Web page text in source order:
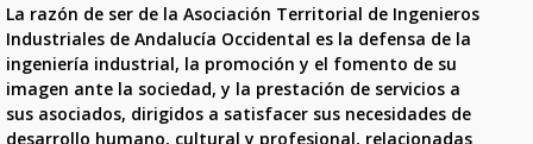
La razón de ser de la Asociación Territorial de Ingenieros
Industriales de Andalucía Occidental es la defensa de la
ingeniería industrial, la promoción y el fomento de su
imagen ante la sociedad, y la prestación de servicios a
sus asociados, dirigidos a satisfacer sus necesidades de
desarrollo humano, cultural y profesional, relacionadas